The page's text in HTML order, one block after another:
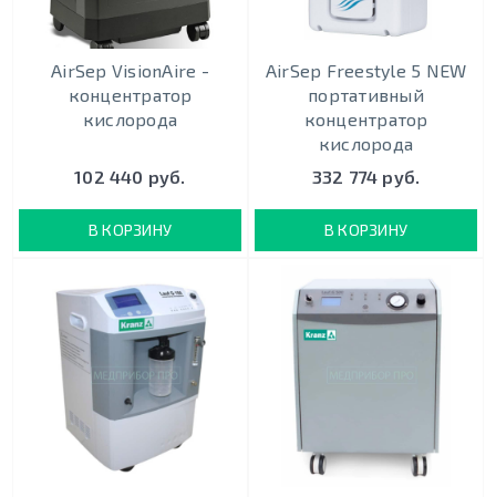
AirSep VisionAire -
концентратор
кислорода
102 440 руб.
В КОРЗИНУ
AirSep Freestyle 5 NEW
портативный
концентратор
кислорода
332 774 руб.
В КОРЗИНУ